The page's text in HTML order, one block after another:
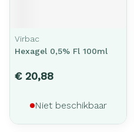
Virbac
Hexagel 0,5% Fl 100ml
€ 20,88
Niet beschikbaar